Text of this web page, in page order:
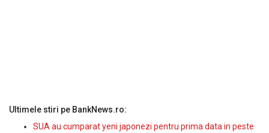
Ultimele stiri pe BankNews.ro:
SUA au cumparat yeni japonezi pentru prima data in peste